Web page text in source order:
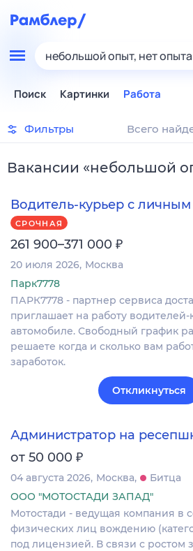
небольшой опыт, нет опыта
Поиск Картинки Работа
Фильтры Всего
Вакансии «небольшой
Водитель-курьер с
СРОЧНАЯ
261 900–371 000 ₽
20 июля 2026 Москва
Парк7778
ПАРК7778 - партнер сервиса
приглашает на работу
автомобиле. Свободный график
решаете когда и сколько вам
заработок.
Откликнуться
Администратор на
от 50 000 ₽
04 августа 2026 Москва
Битца
ООО "МОТОСТАДИ ЗАПАД"
Мотостади - ведущая компания в
физических лиц вождению
под лицензией. В связи с ростом